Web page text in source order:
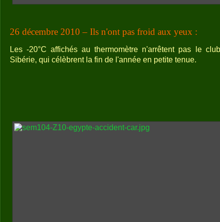
26 décembre 2010 – Ils n'ont pas froid aux yeux :
Les -20°C affichés au thermomètre n'arrêtent pas le
Sibérie, qui célèbrent la fin de l'année en petite tenue.